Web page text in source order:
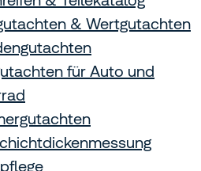
& Wertgutachten
für Auto und